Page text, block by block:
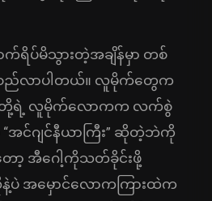
ရိပ်မိသွားတဲ့အချိန်မှာ တစ်
ည်လာပါတယ်။ လူမိုက်တွေက
ရဲ့ လူမိုက်လောကက လက်စွဲ
အင်ဂျင်နီယာကြီး” ဆိုတဲ့ဘဲကို
ော့ အီဂေါ့ကိုသတ်ခိုင်းဖို့
နဲ့ပဲ အမှောင်လောကကြားထဲက